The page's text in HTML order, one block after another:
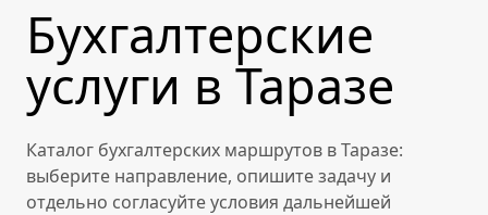
Бухгалтерские
услуги в Таразе
Каталог бухгалтерских маршрутов в Таразе:
выберите направление, опишите задачу и
отдельно согласуйте условия дальнейшей